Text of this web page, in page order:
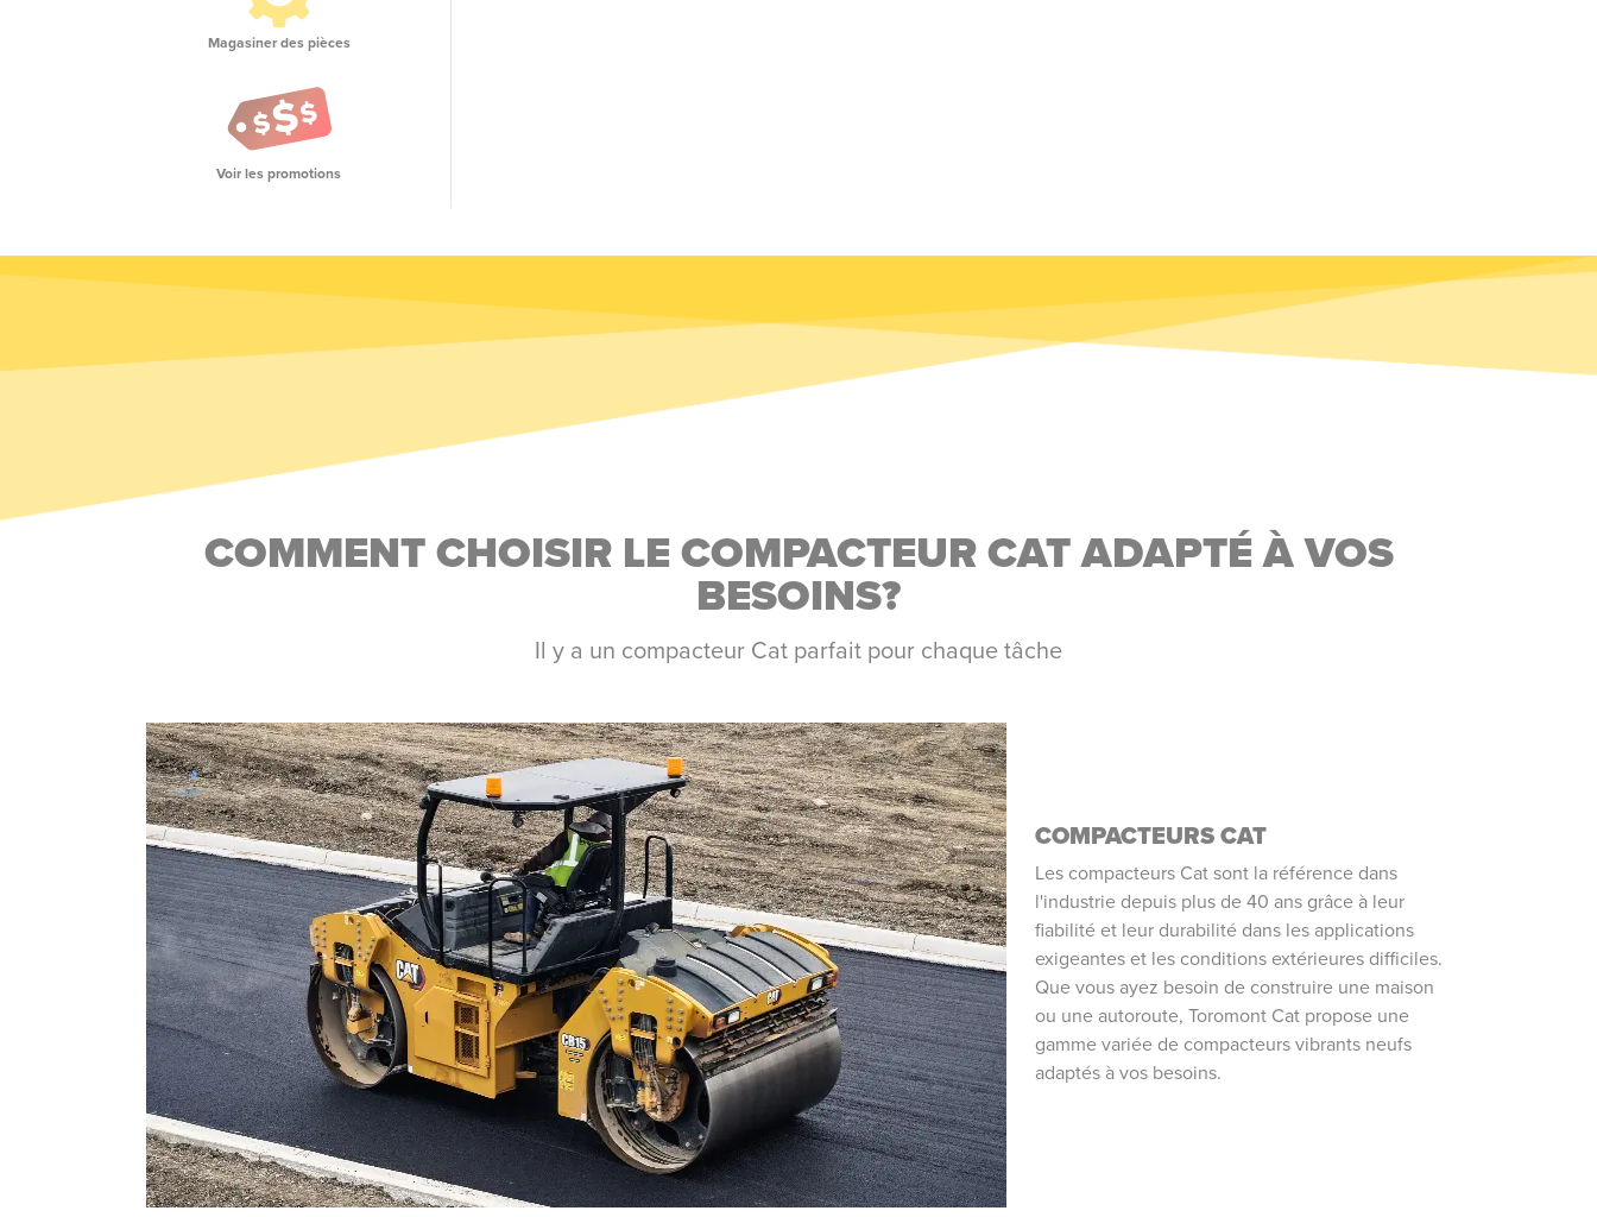
Magasiner des pièces
Voir les promotions
COMMENT CHOISIR LE COMPACTEUR CAT ADAPTÉ À VOS
BESOINS?
Il y a un compacteur Cat parfait pour chaque tâche
COMPACTEURS CAT
Les compacteurs Cat sont la référence dans
l'industrie depuis plus de 40 ans grâce à leur
fiabilité et leur durabilité dans les applications
exigeantes et les conditions extérieures difficiles.
Que vous ayez besoin de construire une maison
ou une autoroute, Toromont Cat propose une
gamme variée de compacteurs vibrants neufs
adaptés à vos besoins.